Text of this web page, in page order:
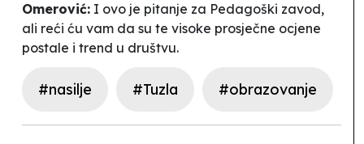
Omerović: I ovo je pitanje za Pedagoški zavod,
ali reći ću vam da su te visoke prosječne ocjene
postale i trend u društvu.
#nasilje #Tuzla #obrazovanje